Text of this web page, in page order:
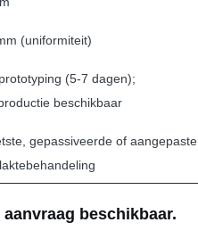
(uniformiteit)
(5-7 dagen);
beschikbaar
gepassiveerde of aangepaste
beschikbaar.